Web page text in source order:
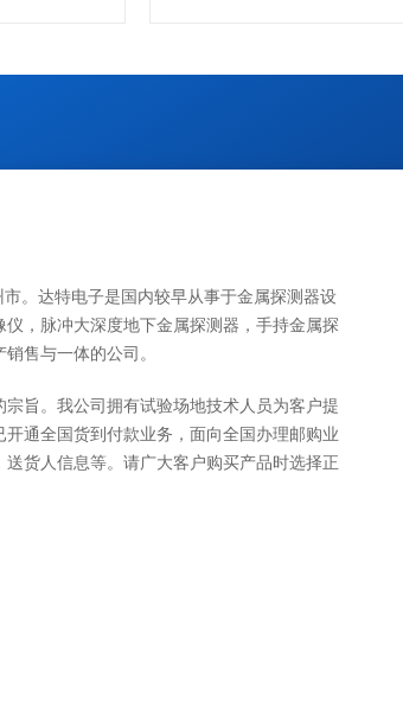
。达特电子是国内较早从事于金属探测器设
，脉冲大深度地下金属探测器，手持金属探
售与一体的公司。
旨。我公司拥有试验场地技术人员为客户提
通全国货到付款业务，面向全国办理邮购业
货人信息等。请广大客户购买产品时选择正